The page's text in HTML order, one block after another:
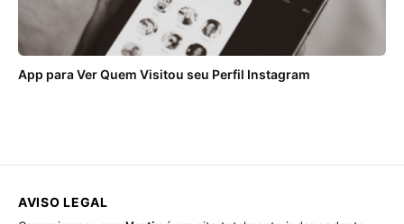
App para Ver Quem Visitou seu Perfil Instagram
AVISO LEGAL